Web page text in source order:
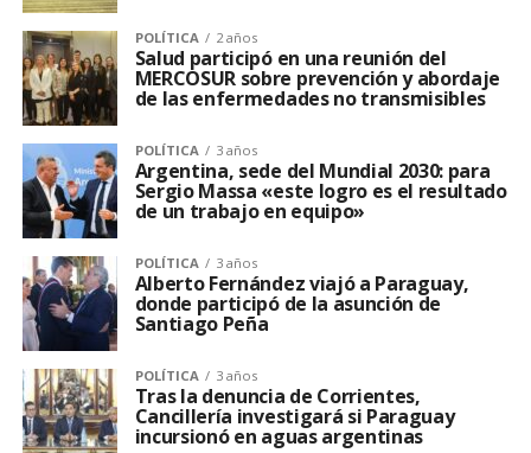
POLÍTICA 2 años
Salud participó en una reunión del
MERCOSUR sobre prevención y abordaje
de las enfermedades no transmisibles
POLÍTICA 3 años
Argentina, sede del Mundial 2030: para
Sergio Massa «este logro es el resultado
de un trabajo en equipo»
POLÍTICA 3 años
Alberto Fernández viajó a Paraguay,
donde participó de la asunción de
Santiago Peña
POLÍTICA 3 años
Tras la denuncia de Corrientes,
Cancillería investigará si Paraguay
incursionó en aguas argentinas